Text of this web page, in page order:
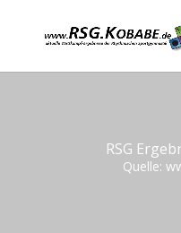
RSG
Quelle: